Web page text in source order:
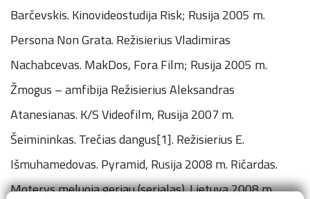
Barčevskis. Kinovideostudija Risk; Rusija 2005 m.
Persona Non Grata. Režisierius Vladimiras
Nachabcevas. MakDos, Fora Film; Rusija 2005 m.
Žmogus – amfibija Režisierius Aleksandras
Atanesianas. K/S Videofilm, Rusija 2007 m.
Šeimininkas. Trečias dangus[1]. Režisierius E.
Išmuhamedovas. Pyramid, Rusija 2008 m. Ričardas.
Moterys meluoja geriau (serialas). Lietuva 2008 m.